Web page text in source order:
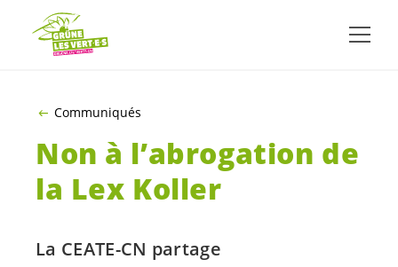
ALLER AU CONTENU PRINCIPAL
Communiqués
Non à l’abrogation de
la Lex Koller
La CEATE-CN partage